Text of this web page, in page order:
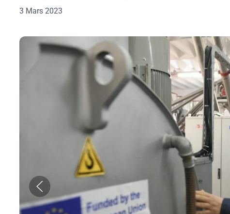
3 Mars 2023